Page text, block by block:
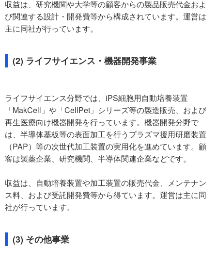
収益は、研究機関や大学等の顧客からの製品販売代金およ
び関連する設計・開発費等から構成されています。運営は
主に同社が行っています。
(2) ライフサイエンス・機器開発事業
ライフサイエンス分野では、iPS細胞用自動培養装置
「MakCell」や「CellPet」シリーズ等の製造販売、および
再生医療向け機器開発を行っています。機器開発分野で
は、半導体基板等の表面加工を行うプラズマ援用研磨装置
（PAP）等の次世代加工装置の実用化を進めています。顧
客は製薬企業、研究機関、半導体関連企業などです。
収益は、自動培養装置や加工装置の販売代金、メンテナン
ス料、および受託開発費等から得ています。運営は主に同
社が行っています。
(3) その他事業